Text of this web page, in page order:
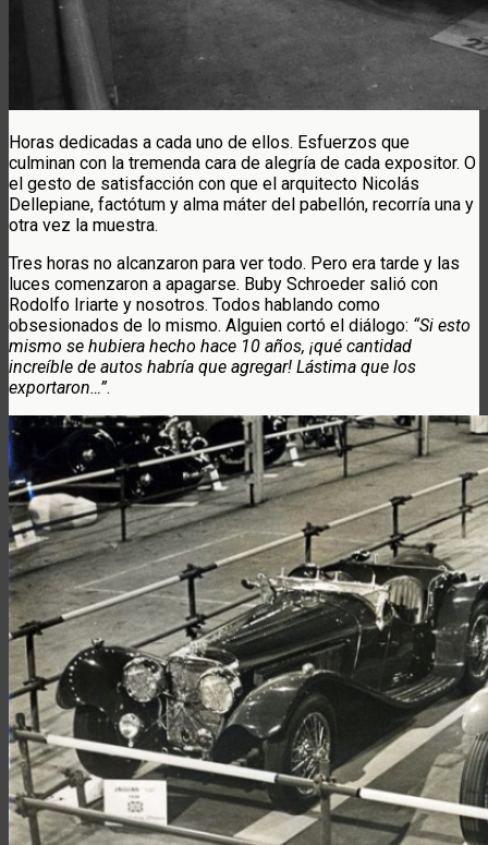
Horas dedicadas a cada uno de ellos. Esfuerzos que
culminan con la tremenda cara de alegría de cada expositor. O
el gesto de satisfacción con que el arquitecto Nicolás
Dellepiane, factótum y alma máter del pabellón, recorría una y
otra vez la muestra.
Tres horas no alcanzaron para ver todo. Pero era tarde y las
luces comenzaron a apagarse. Buby Schroeder salió con
Rodolfo Iriarte y nosotros. Todos hablando como
obsesionados de lo mismo. Alguien cortó el diálogo: “Si esto
mismo se hubiera hecho hace 10 años, ¡qué cantidad
increíble de autos habría que agregar! Lástima que los
exportaron…”.